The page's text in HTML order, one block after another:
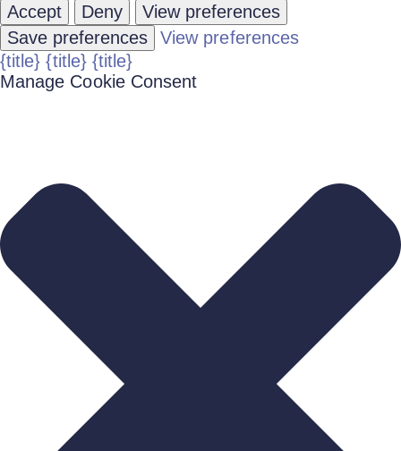
Accept
Deny
View preferences
Save preferences
View preferences
{title} {title} {title}
Manage Cookie Consent